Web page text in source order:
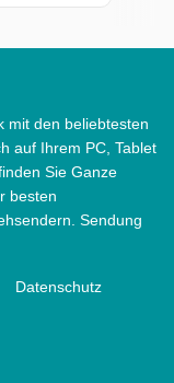
mit den beliebtesten
auf Ihrem PC, Tablet
Sie Ganze
besten
Sendung
Datenschutz